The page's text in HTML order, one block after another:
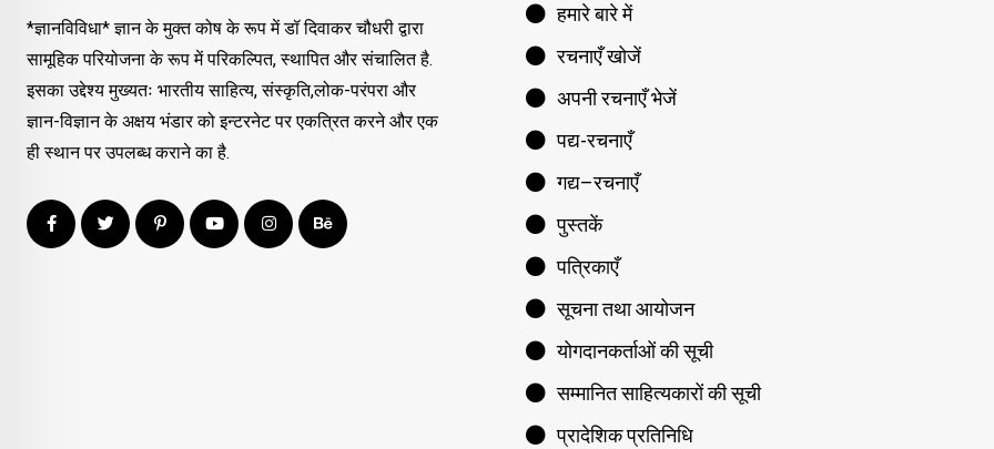
*ज्ञानविविधा* ज्ञान के मुक्त कोष के रूप में डॉ दिवाकर चौधरी द्वारा
सामूहिक परियोजना के रूप में परिकल्पित, स्थापित और संचालित है.
इसका उद्देश्य मुख्यतः भारतीय साहित्य, संस्कृति,लोक-परंपरा और
ज्ञान-विज्ञान के अक्षय भंडार को इन्टरनेट पर एकत्रित करने और एक
ही स्थान पर उपलब्ध कराने का है.
हमारे बारे में
रचनाएँ खोजें
अपनी रचनाएँ भेजें
पद्य-रचनाएँ
गद्य–रचनाएँ
पुस्तकें
पत्रिकाएँ
सूचना तथा आयोजन
योगदानकर्ताओं की सूची
सम्मानित साहित्यकारों की सूची
प्रादेशिक प्रतिनिधि